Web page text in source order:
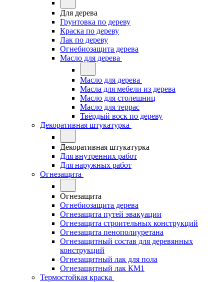
Для дерева
Грунтовка по дереву
Краска по дереву
Лак по дереву
Огнебиозащита дерева
Масло для дерева
Масло для дерева
Масла для мебели из дерева
Масло для столешниц
Масло для террас
Твёрдый воск по дереву
Декоративная штукатурка
Декоративная штукатурка
Для внутренних работ
Для наружных работ
Огнезащита
Огнезащита
Огнебиозащита дерева
Огнезащита путей эвакуации
Огнезащита строительных конструкций
Огнезащита пенополиуретана
Огнезащитный состав для деревянных
конструкций
Огнезащитный лак для пола
Огнезащитный лак КМ1
Термостойкая краска